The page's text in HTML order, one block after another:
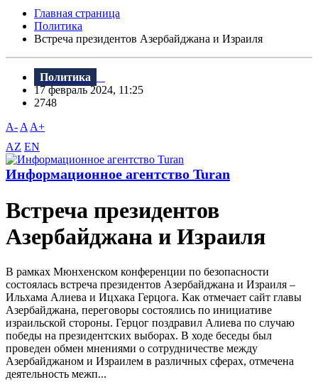
Главная страница
Политика
Встреча президентов Азербайджана и Израиля
Политика
17 февраль 2024, 11:25
2748
A- A A+
AZ EN
Информационное агентство Turan
Встреча президентов
Азербайджана и Израиля
В рамках Мюнхенском конференции по безопасности
состоялась встреча президентов Азербайджана и Израиля –
Ильхама Алиева и Ицхака Герцога. Как отмечает сайт главы
Азербайджана, переговоры состоялись по инициативе
израильской стороны. Герцог поздравил Алиева по случаю
победы на президентских выборах. В ходе беседы был
проведен обмен мнениями о сотрудничестве между
Азербайджаном и Израилем в различных сферах, отмечена
деятельность межп...